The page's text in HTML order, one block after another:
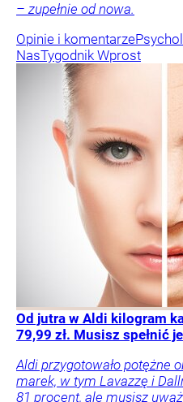
– zupełnie od nowa.
Opinie i komentarze
NasTygodnik Wprost
Od jutra w Aldi kilogram
79,99 zł. Musisz spełnić
Aldi przygotowało potężne
marek, w tym Lavazzę i
81 procent, ale musisz